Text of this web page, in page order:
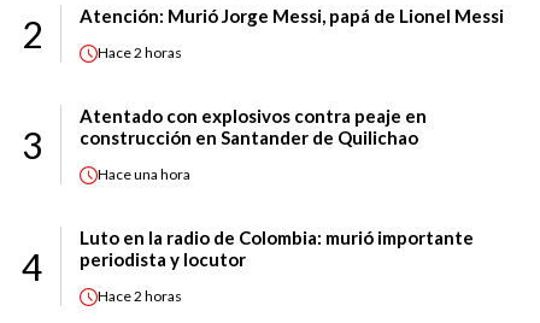
2 Atención: Murió Jorge Messi, papá de Lionel Messi
Hace2 horas
3
Atentado con explosivos contra peaje en
construcción en Santander de Quilichao
Haceuna hora
4
Luto en la radio de Colombia: murió importante
periodista y locutor
Hace2 horas